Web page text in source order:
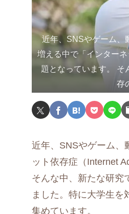
近年、SNSやゲーム、
増える中で「インター
題となっています。 そ
存
近年、SNSやゲーム、
ット依存症（Internet
そんな中、新たな研究
ました。特に大学生
集めています。